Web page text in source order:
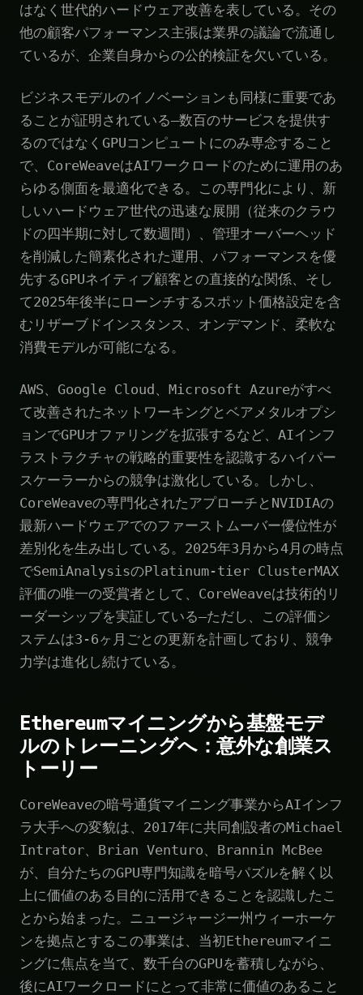
はなく世代的ハードウェア改善を表している。その
他の顧客パフォーマンス主張は業界の議論で流通し
ているが、企業自身からの公的検証を欠いている。
ビジネスモデルのイノベーションも同様に重要であ
ることが証明されている—数百のサービスを提供す
るのではなくGPUコンピュートにのみ専念すること
で、CoreWeaveはAIワークロードのために運用のあ
らゆる側面を最適化できる。この専門化により、新
しいハードウェア世代の迅速な展開（従来のクラウ
ドの四半期に対して数週間）、管理オーバーヘッド
を削減した簡素化された運用、パフォーマンスを優
先するGPUネイティブ顧客との直接的な関係、そし
て2025年後半にローンチするスポット価格設定を含
むリザーブドインスタンス、オンデマンド、柔軟な
消費モデルが可能になる。
AWS、Google Cloud、Microsoft Azureがすべ
て改善されたネットワーキングとベアメタルオプシ
ョンでGPUオファリングを拡張するなど、AIインフ
ラストラクチャの戦略的重要性を認識するハイパー
スケーラーからの競争は激化している。しかし、
CoreWeaveの専門化されたアプローチとNVIDIAの
最新ハードウェアでのファーストムーバー優位性が
差別化を生み出している。2025年3月から4月の時点
でSemiAnalysisのPlatinum-tier ClusterMAX
評価の唯一の受賞者として、CoreWeaveは技術的リ
ーダーシップを実証している—ただし、この評価シ
ステムは3-6ヶ月ごとの更新を計画しており、競争
力学は進化し続けている。
Ethereumマイニングから基盤モデ
ルのトレーニングへ：意外な創業ス
トーリー
CoreWeaveの暗号通貨マイニング事業からAIインフ
ラ大手への変貌は、2017年に共同創設者のMichael
Intrator、Brian Venturo、Brannin McBee
が、自分たちのGPU専門知識を暗号パズルを解く以
上に価値のある目的に活用できることを認識したこ
とから始まった。ニュージャージー州ウィーホーケ
ンを拠点とするこの事業は、当初Ethereumマイニ
ングに焦点を当て、数千台のGPUを蓄積しながら、
後にAIワークロードにとって非常に価値のあること